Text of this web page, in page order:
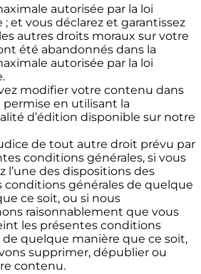
autorisée par la loi
; et vous déclarez et garantissez
autres droits moraux sur votre
été abandonnés dans la
autorisée par la loi
modifier votre contenu dans
permise en utilisant la
d’édition disponible sur notre
de tout autre droit prévu par
conditions générales, si vous
l’une des dispositions des
conditions générales de quelque
ce soit, ou si nous
raisonnablement que vous
les présentes conditions
de quelque manière que ce soit,
supprimer, dépublier ou
contenu.